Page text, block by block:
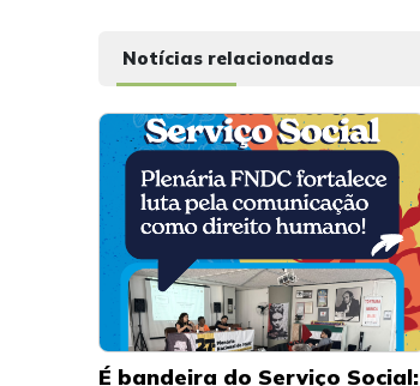
Notícias relacionadas
É bandeira do Serviço Social: